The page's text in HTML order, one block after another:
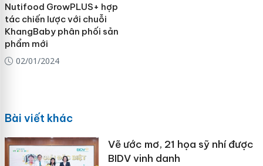
Nutifood GrowPLUS+ hợp
tác chiến lược với chuỗi
KhangBaby phân phối sản
phẩm mới
02/01/2024
Bài viết khác
Vẽ ước mơ, 21 họa sỹ nhí được
BIDV vinh danh